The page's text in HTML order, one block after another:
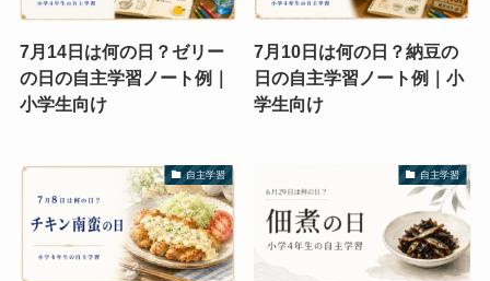
7月14日は何の日？ゼリー
の日の自主学習ノート例｜
小学生向け
7月10日は何の日？納豆の
日の自主学習ノート例｜小
学生向け
自主学習 自主学習